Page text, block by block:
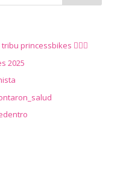
princessbikes 🚴‍♀️✨
2025